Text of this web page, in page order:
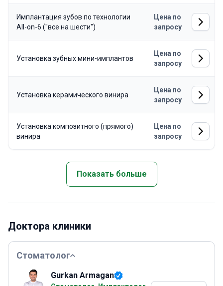
Имплантация зубов по технологии
All-on-6 ("все на шести")
Цена по
запросу
Установка зубных мини-имплантов
Цена по
запросу
Установка керамического винира
Цена по
запросу
Установка композитного (прямого)
винира
Цена по
запросу
Показать больше
Доктора клиники
Стоматолог
Gurkan Armagan